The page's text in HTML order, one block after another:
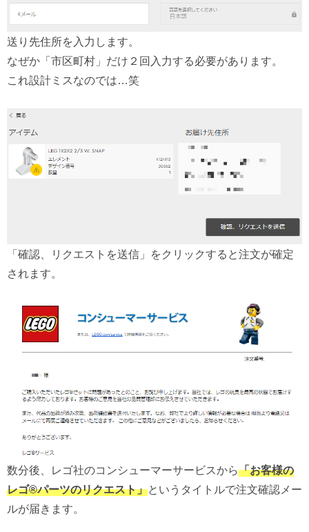
送り先住所を入力します。
なぜか「市区町村」だけ２回入力する必要があります。
これ設計ミスなのでは…笑
「確認、リクエストを送信」をクリックすると注文が確定
されます。
数分後、レゴ社のコンシューマーサービスから「お客様の
レゴ®パーツのリクエスト」というタイトルで注文確認メー
ルが届きます。